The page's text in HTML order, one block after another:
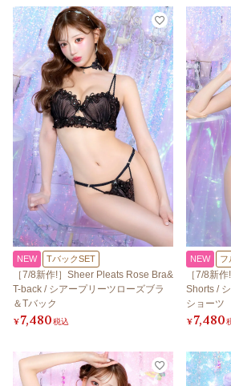
NEW TバックSET
［7/8新作!］Sheer Pleats Rose Bra&
T-back / シアープリーツローズブラ
＆Tバック
¥7,480税込
NEW フ
［7/8新
Shorts /
ショーツ
¥7,480